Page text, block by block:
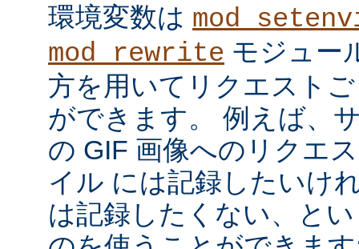
環境変数は
mod_rewrite モジュー
方を用いてリクエスト
ができます。 例えば、
の GIF 画像へのリクエ
イル には記録したいけ
は記録したくない、と